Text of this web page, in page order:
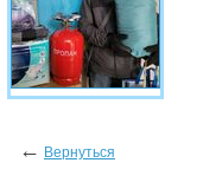
← Вернуться